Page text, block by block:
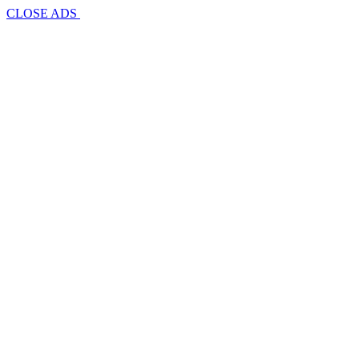
CLOSE ADS